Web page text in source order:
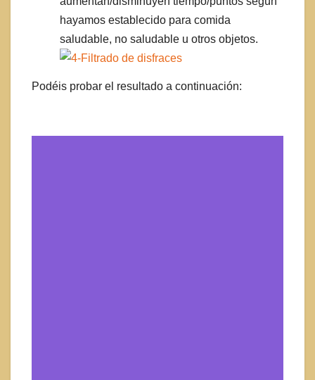
hayamos establecido para comida
saludable, no saludable u otros objetos.
Podéis probar el resultado a continuación: